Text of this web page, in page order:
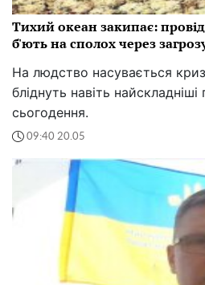
Тихий океан закипає:
б'ють на сполох через
На людство насувається
бліднуть навіть найскладніші
сьогодення.
09:40 20.05